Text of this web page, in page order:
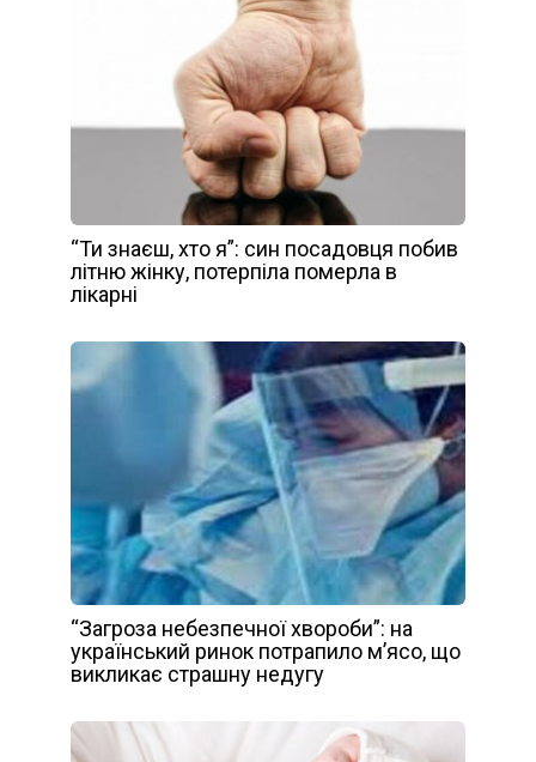
“Ти знаєш, хто я”: син посадовця побив
літню жінку, потерпіла померла в
лікарні
“Загроза небезпечної хвороби”: на
український ринок потрапило м’ясо, що
викликає страшну недугу